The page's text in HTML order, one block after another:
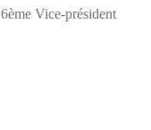
6ème Vice-président